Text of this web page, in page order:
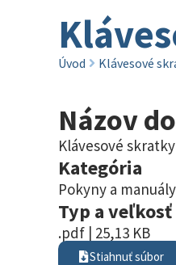
Úvod Klávesové
Názov
Klávesové
Kategória
Pokyny a
Typ a
.pdf | 25,13 KB
Stiahnuť súbor